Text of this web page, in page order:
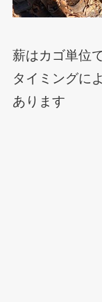
薪はカゴ単位
タイミングに
あります